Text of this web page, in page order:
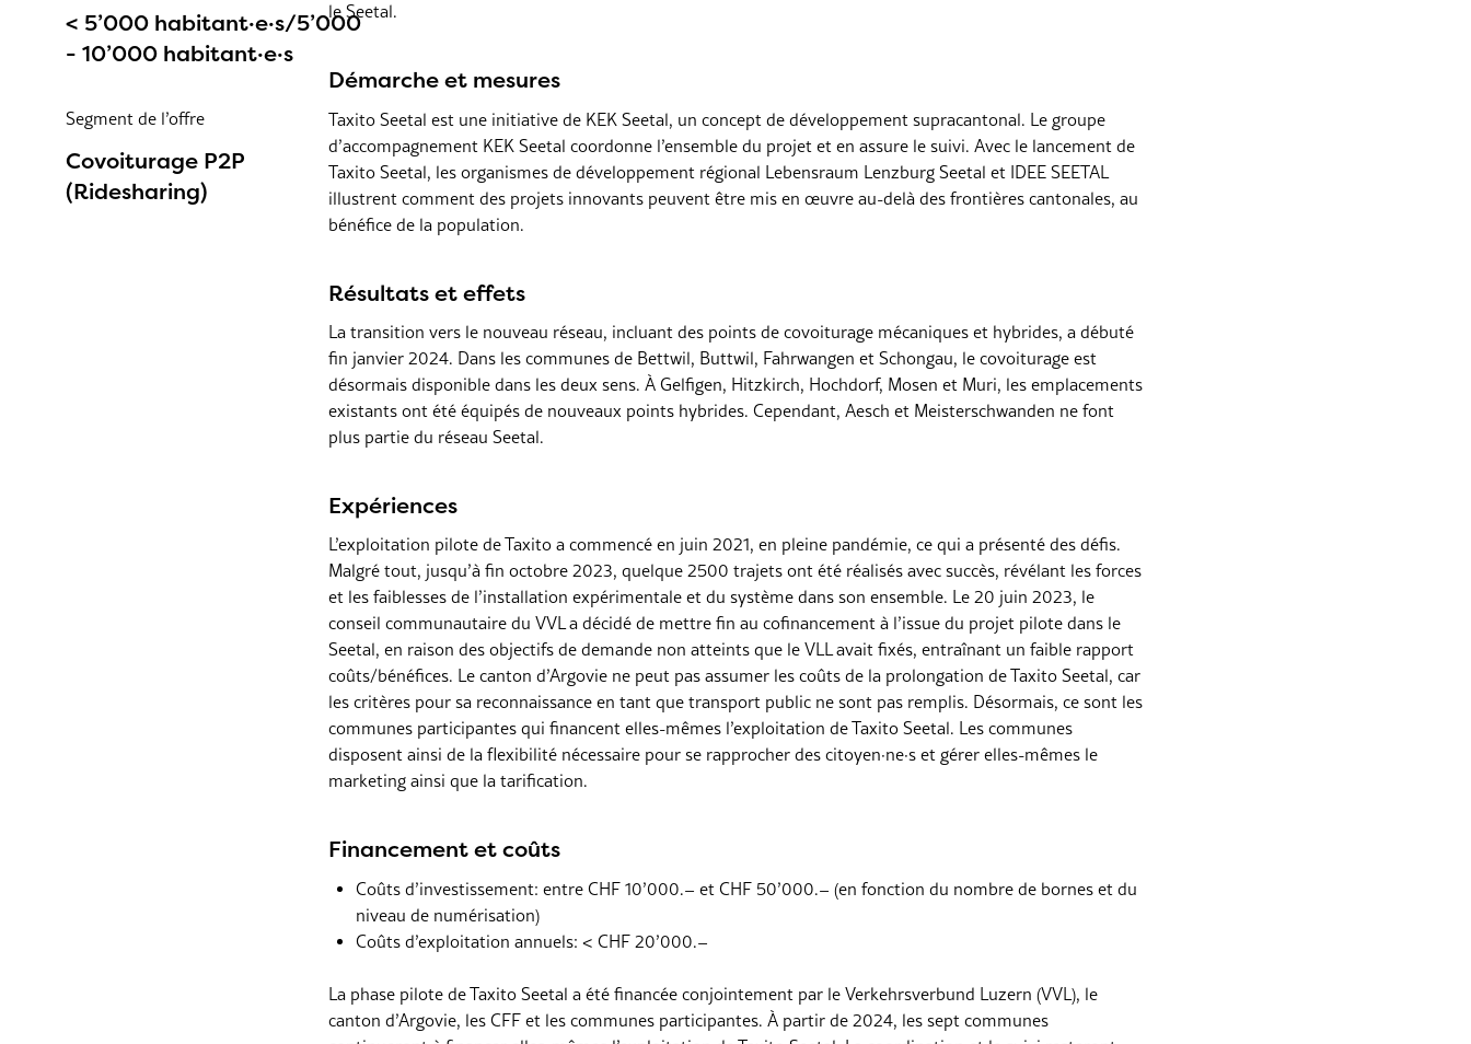
< 5’000 habitant·e·s/5’000
- 10’000 habitant·e·s
Segment de l’offre
Covoiturage P2P
(Ridesharing)
le Seetal.
Démarche et mesures
Taxito Seetal est une initiative de KEK Seetal, un concept de développement supracantonal. Le groupe
d’accompagnement KEK Seetal coordonne l’ensemble du projet et en assure le suivi. Avec le lancement de
Taxito Seetal, les organismes de développement régional Lebensraum Lenzburg Seetal et IDEE SEETAL
illustrent comment des projets innovants peuvent être mis en œuvre au-delà des frontières cantonales, au
bénéfice de la population.
Résultats et effets
La transition vers le nouveau réseau, incluant des points de covoiturage mécaniques et hybrides, a débuté
fin janvier 2024. Dans les communes de Bettwil, Buttwil, Fahrwangen et Schongau, le covoiturage est
désormais disponible dans les deux sens. À Gelfigen, Hitzkirch, Hochdorf, Mosen et Muri, les emplacements
existants ont été équipés de nouveaux points hybrides. Cependant, Aesch et Meisterschwanden ne font
plus partie du réseau Seetal.
Expériences
L’exploitation pilote de Taxito a commencé en juin 2021, en pleine pandémie, ce qui a présenté des défis.
Malgré tout, jusqu’à fin octobre 2023, quelque 2500 trajets ont été réalisés avec succès, révélant les forces
et les faiblesses de l’installation expérimentale et du système dans son ensemble. Le 20 juin 2023, le
conseil communautaire du VVL a décidé de mettre fin au cofinancement à l’issue du projet pilote dans le
Seetal, en raison des objectifs de demande non atteints que le VLL avait fixés, entraînant un faible rapport
coûts/bénéfices. Le canton d’Argovie ne peut pas assumer les coûts de la prolongation de Taxito Seetal, car
les critères pour sa reconnaissance en tant que transport public ne sont pas remplis. Désormais, ce sont les
communes participantes qui financent elles-mêmes l’exploitation de Taxito Seetal. Les communes
disposent ainsi de la flexibilité nécessaire pour se rapprocher des citoyen·ne·s et gérer elles-mêmes le
marketing ainsi que la tarification.
Financement et coûts
Coûts d’investissement: entre CHF 10’000.– et CHF 50’000.– (en fonction du nombre de bornes et du
niveau de numérisation)
Coûts d’exploitation annuels: < CHF 20’000.–
La phase pilote de Taxito Seetal a été financée conjointement par le Verkehrsverbund Luzern (VVL), le
canton d’Argovie, les CFF et les communes participantes. À partir de 2024, les sept communes